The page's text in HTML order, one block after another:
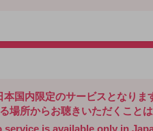
本国内限定のサービスとなりま
場所からお聴きいただくことは
service is available only in